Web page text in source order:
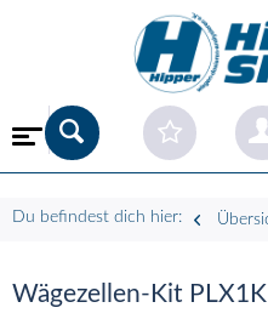
Du befindest dich hier:
Wägezellen-Kit PLX1K